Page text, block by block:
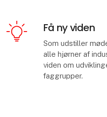
Få ny viden
Som udstiller
alle hjørner af
viden om
faggrupper.